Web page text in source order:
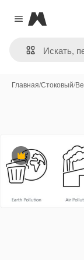
Close menu
Magnific
Главная/Стоковый/
Премиум